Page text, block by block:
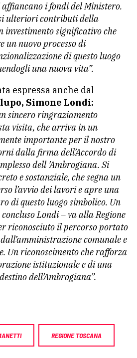
i fondi del Ministero.
ulteriori contributi della
investimento significativo che
un nuovo processo di
di questo luogo
una nuova vita”.
espressa anche dal
Simone Londi:
sincero ringraziamento
visita, che arriva in un
importante per il nostro
dalla firma dell’Accordo di
dell ’Ambrogiana. Si
e sostanziale, che segna un
l’avvio dei lavori e apre una
di questo luogo simbolico. Un
Londi – va alla Regione
riconosciuto il percorso portato
comunale e
Un riconoscimento che rafforza
istituzionale e di una
dell’Ambrogiana”.
REGIONE TOSCANA